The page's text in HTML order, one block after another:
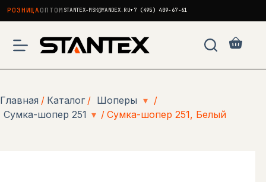
РОЗНИЦА ОПТОМ STANTEX-MSK@YANDEX.RU+7 (495) 409-67-61
сути
Главная / Каталог / Шоперы ▾ /
Сумка-шопер 251 ▾ / Сумка-шопер 251, Белый